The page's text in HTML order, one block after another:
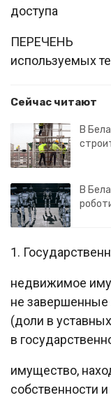
доступа
ПЕРЕЧЕНЬ
используемых
Сейчас читают
В
В
1.
недвижимое
не завершенные
(доли в
в
имущество,
собственности